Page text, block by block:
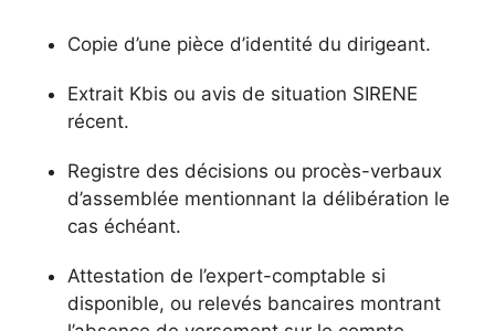
Copie d’une pièce d’identité du dirigeant.
Extrait Kbis ou avis de situation SIRENE
récent.
Registre des décisions ou procès-verbaux
d’assemblée mentionnant la délibération le
cas échéant.
Attestation de l’expert-comptable si
disponible, ou relevés bancaires montrant